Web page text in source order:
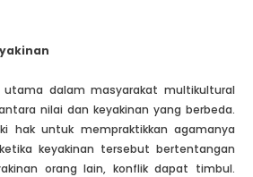
dalam masyarakat multikultural
nilai dan keyakinan yang berbeda.
hak untuk mempraktikkan agamanya
keyakinan tersebut bertentangan
orang lain, konflik dapat timbul.